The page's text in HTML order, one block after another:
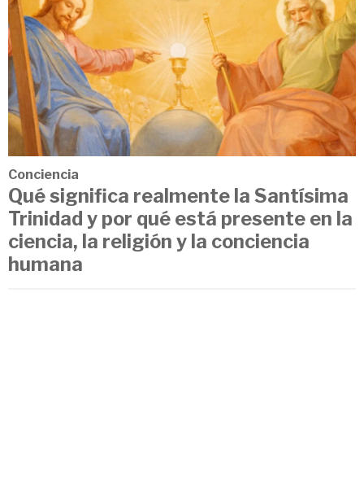
Conciencia
Qué significa realmente la Santísima
Trinidad y por qué está presente en la
ciencia, la religión y la conciencia
humana